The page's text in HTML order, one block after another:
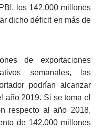
los 142.000 millones
dicho déficit en más de
de exportaciones
semanales, las
podrían alcanzar
año 2019. Si se toma el
respecto al año 2018,
de 142.000 millones